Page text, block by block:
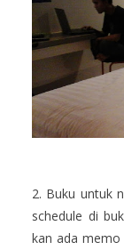
2. Buku untuk
schedule di
kan ada